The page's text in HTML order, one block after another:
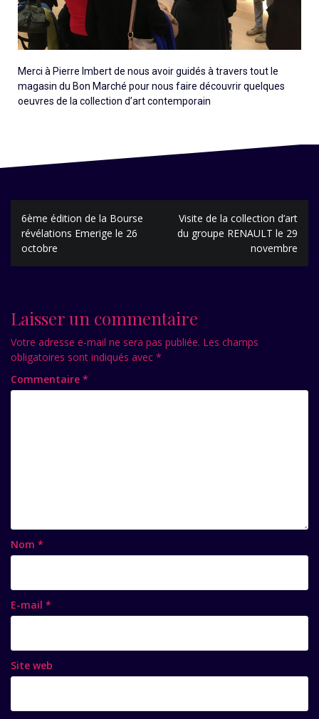
Merci à Pierre Imbert de nous avoir guidés à travers tout le
magasin du Bon Marché pour nous faire découvrir quelques
oeuvres de la collection d’art contemporain
6ème édition de la Bourse
révélations Emerige le 26
octobre
Visite de la collection d’art
du groupe RENAULT le 29
novembre
Laisser un commentaire
Votre adresse e-mail ne sera pas publiée. Les champs
obligatoires sont indiqués avec *
Commentaire *
Nom *
E-mail *
Site web